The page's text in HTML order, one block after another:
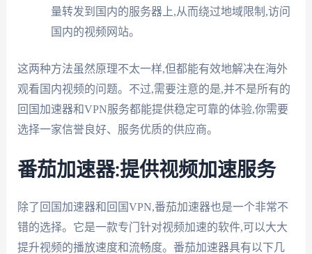
量转发到国内的服务器上,从而绕过地域限制,访问
国内的视频网站。
这两种方法虽然原理不太一样,但都能有效地解决在海外
观看国内视频的问题。不过,需要注意的是,并不是所有的
回国加速器和VPN服务都能提供稳定可靠的体验,你需要
选择一家信誉良好、服务优质的供应商。
番茄加速器:提供视频加速服务
除了回国加速器和回国VPN,番茄加速器也是一个非常不
错的选择。它是一款专门针对视频加速的软件,可以大大
提升视频的播放速度和流畅度。番茄加速器具有以下几